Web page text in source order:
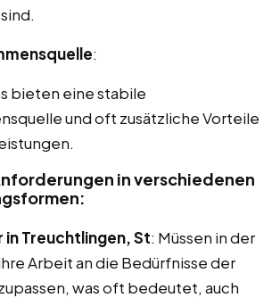
:
bieten eine stabile
und oft zusätzliche Vorteile
in verschiedenen
in Treuchtlingen, St: Müssen in der
Arbeit an die Bedürfnisse der
was oft bedeutet, auch